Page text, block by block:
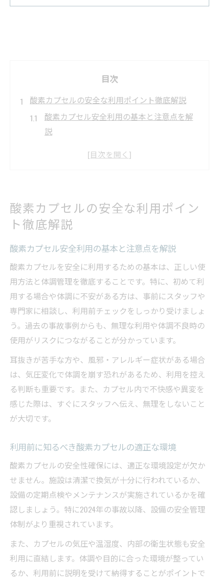
目次
酸素カプセルの安全な利用ポイント徹底解説
酸素カプセル安全利用の基本と注意点を解
説
信頼できる酸素カプセル施設選びのポイン
ト
酸素カプセルと一般的な低圧室の違いを整
毎日使う前に知りたい酸素カプセルの注意点
酸素カプセル毎日利用のリスクと安全対策
継続利用で起こりうる酸素カプセルのデメ
リット
酸素カプセルの気圧設定が健康に与える影
持病がある方が酸素カプセル利用時に気を
つける点
酸素カプセル利用前に確認すべき体調や症
状
酸素カプセルは寿命が縮むという噂の真相
を検証
酸素カプセル利用と健康寿命の関連性を解
説
科学的に見た酸素カプセルの安全性と寿命
の関係
酸素カプセル寿命リスクの根拠と誤解の発
生源
安心して酸素カプセルを利用するための情
酸素カプセルの安全な利用ポイン
ト徹底解説
酸素カプセル安全利用の基本と注意点を解説
酸素カプセルを安全に利用するための基本は、正しい使
用方法と体調管理を徹底することです。特に、初めて利
用する場合や体調に不安がある方は、事前にスタッフや
専門家に相談し、利用前チェックをしっかり受けましょ
う。過去の事故事例からも、無理な利用や体調不良時の
使用がリスクにつながることが分かっています。
耳抜きが苦手な方や、風邪・アレルギー症状がある場合
は、気圧変化で体調を崩す恐れがあるため、利用を控え
る判断も重要です。また、カプセル内で不快感や異変を
感じた際は、すぐにスタッフへ伝え、無理をしないこと
が大切です。
利用前に知るべき酸素カプセルの適正な環境
酸素カプセルの安全性確保には、適正な環境設定が欠か
せません。施設は清潔で換気が十分に行われているか、
設備の定期点検やメンテナンスが実施されているかを確
認しましょう。特に2024年の事故以降、設備の安全管理
体制がより重視されています。
また、カプセルの気圧や温湿度、内部の衛生状態も安全
利用に直結します。体調や目的に合った環境が整ってい
るか、利用前に説明を受けて納得することがポイントで